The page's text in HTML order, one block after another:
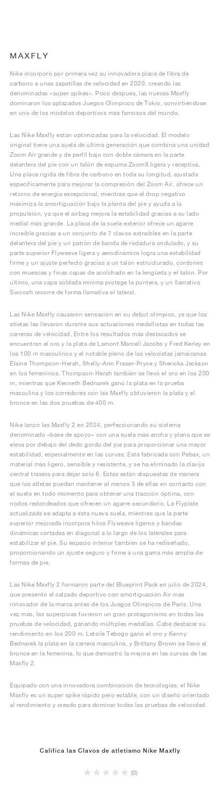
MAXFLY
Nike incorporó por primera vez su innovadora placa de fibra de
carbono a unas zapatillas de velocidad en 2020, creando las
denominadas «super spikes». Poco después, las nuevas Maxfly
dominaron los aplazados Juegos Olímpicos de Tokio, convirtiéndose
en uno de los modelos deportivos más famosos del mundo.
Las Nike Maxfly están optimizadas para la velocidad. El modelo
original tiene una suela de última generación que combina una unidad
Zoom Air grande y de perfil bajo con doble cámara en la parte
delantera del pie con un talón de espuma ZoomX ligera y receptiva.
Una placa rígida de fibra de carbono en toda su longitud, ajustada
específicamente para mejorar la compresión del Zoom Air, ofrece un
retorno de energía excepcional, mientras que el drop negativo
maximiza la amortiguación bajo la planta del pie y ayuda a la
propulsión, ya que el airbag mejora la estabilidad gracias a su lado
medial más grande. La placa de la suela exterior ofrece un agarre
increíble gracias a un conjunto de 7 clavos extraíbles en la parte
delantera del pie y un patrón de banda de rodadura ondulado, y su
parte superior Flyweave ligera y aerodinámica logra una estabilidad
firme y un ajuste perfecto gracias a un talón estructurado, cordones
con muescas y finas capas de acolchado en la lengüeta y el talón. Por
último, una capa soldada mínima protege la puntera, y un llamativo
Swoosh recorre de forma llamativa el lateral.
Las Nike Maxfly causaron sensación en su debut olímpico, ya que los
atletas las llevaron durante sus actuaciones medallistas en todas las
carreras de velocidad. Entre los resultados más destacados se
encuentran el oro y la plata de Lamont Marcell Jacobs y Fred Kerley en
los 100 m masculinos y el notable pleno de las velocistas jamaicanas
Elaine Thompson-Herah, Shelly-Ann Fraser-Pryce y Shericka Jackson
en los femeninos. Thompson-Herah también se llevó el oro en los 200
m, mientras que Kenneth Bednarek ganó la plata en la prueba
masculina y los corredores con las Maxfly obtuvieron la plata y el
bronce en las dos pruebas de 400 m.
Nike lanzó las Maxfly 2 en 2024, perfeccionando su sistema
denominado «base de apoyo» con una suela más ancha y plana que se
eleva por debajo del dedo gordo del pie para proporcionar una mayor
estabilidad, especialmente en las curvas. Está fabricada con Pebax, un
material más ligero, sensible y resistente, y se ha eliminado la clavija
central trasera para dejar solo 6. Estas están dispuestas de manera
que los atletas puedan mantener al menos 3 de ellas en contacto con
el suelo en todo momento para obtener una tracción óptima, con
nodos redondeados que ofrecen un agarre secundario. La Flyplate
actualizada se adapta a esta nueva suela, mientras que la parte
superior mejorada incorpora hilos Flyweave ligeros y bandas
dinámicas cortadas en diagonal a lo largo de los laterales para
estabilizar el pie. Su espacio interior también se ha rediseñado,
proporcionando un ajuste seguro y firme a una gama más amplia de
formas de pie.
Las Nike Maxfly 2 formaron parte del Blueprint Pack en julio de 2024,
que presentó el calzado deportivo con amortiguación Air más
innovador de la marca antes de los Juegos Olímpicos de París. Una
vez más, las superpicas tuvieron un gran protagonismo en todas las
pruebas de velocidad, ganando múltiples medallas. Cabe destacar su
rendimiento en los 200 m. Letsile Tebogo ganó el oro y Kenny
Bednarek la plata en la carrera masculina, y Brittany Brown se llevó el
bronce en la femenina, lo que demostró la mejora en las curvas de las
Maxfly 2.
Equipado con una innovadora combinación de tecnologías, el Nike
Maxfly es un super spike rápido pero estable, con un diseño orientado
al rendimiento y creado para dominar todas las pruebas de velocidad.
Califica las Clavos de atletismo Nike Maxfly
(0)